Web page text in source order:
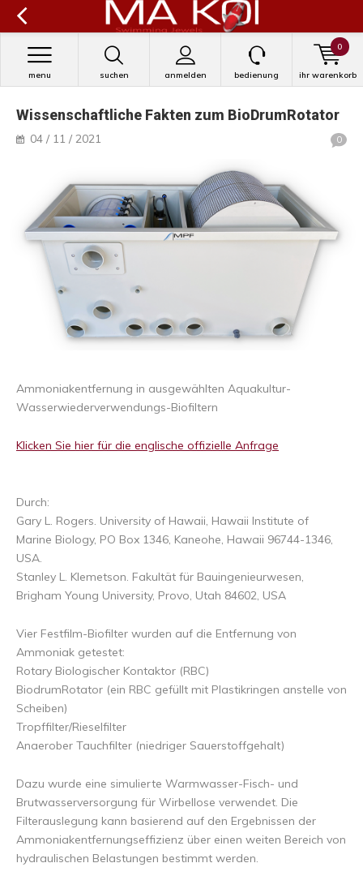
suchen anmelden
menu bedienung ihr warenkorb
0
Wissenschaftliche Fakten zum BioDrumRotator
04 / 11 / 2021 0
Ammoniakentfernung in ausgewählten Aquakultur-
Wasserwiederverwendungs-Biofiltern
Klicken Sie hier für die englische offizielle Anfrage
Durch:
Gary L. Rogers. University of Hawaii, Hawaii Institute of
Marine Biology, PO Box 1346, Kaneohe, Hawaii 96744-1346,
USA.
Stanley L. Klemetson. Fakultät für Bauingenieurwesen,
Brigham Young University, Provo, Utah 84602, USA
Vier Festfilm-Biofilter wurden auf die Entfernung von
Ammoniak getestet:
Rotary Biologischer Kontaktor (RBC)
BiodrumRotator (ein RBC gefüllt mit Plastikringen anstelle von
Scheiben)
Tropffilter/Rieselfilter
Anaerober Tauchfilter (niedriger Sauerstoffgehalt)
Dazu wurde eine simulierte Warmwasser-Fisch- und
Brutwasserversorgung für Wirbellose verwendet. Die
Filterauslegung kann basierend auf den Ergebnissen der
Ammoniakentfernungseffizienz über einen weiten Bereich von
hydraulischen Belastungen bestimmt werden.